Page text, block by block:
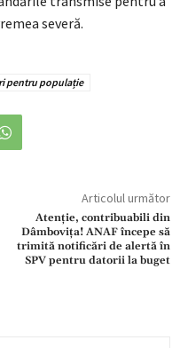
severă.
pentru populație
Articolul următor
Atenție, contribuabili din
Dâmbovița! ANAF începe să
trimită notificări de alertă în
SPV pentru datorii la buget